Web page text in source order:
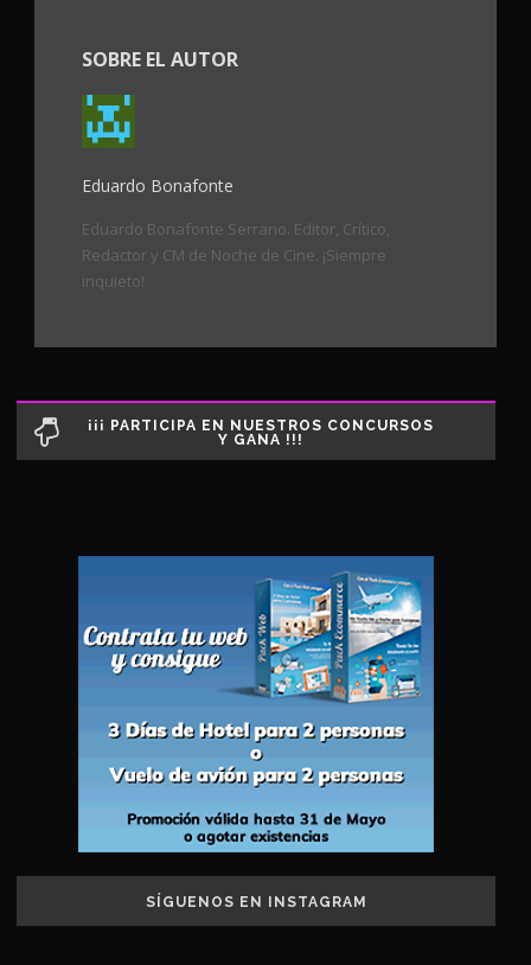
SOBRE EL AUTOR
Eduardo Bonafonte
Eduardo Bonafonte Serrano. Editor, Crítico,
Redactor y CM de Noche de Cine. ¡Siempre
inquieto!
¡¡¡ PARTICIPA EN NUESTROS CONCURSOS
Y GANA !!!
SÍGUENOS EN INSTAGRAM